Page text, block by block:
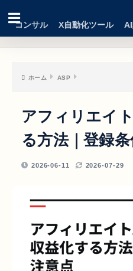
コンサル X自動化ツール
ホーム ASP
アフィリエイ
る方法｜登録
2026-06-11 2026-07-29